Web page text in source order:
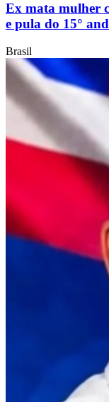
Ex mata mulher
e pula do 15°
Brasil